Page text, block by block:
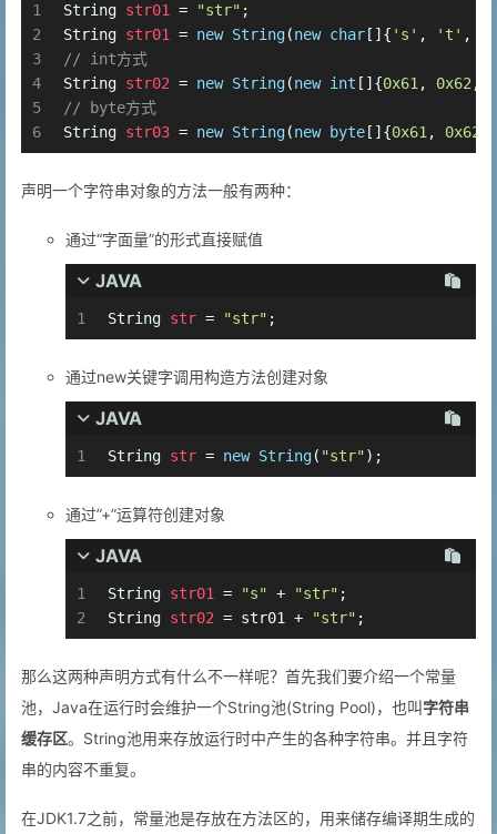
1
2
3
4
5
6
String str01 = "str" ;
String str01 = new String(new char []{ 's' , 't' ,
// int方式
String str02 = new String(new int []{0x61 , 0x62 ,
// byte方式
String str03 = new String(new byte []{0x61 , 0x62
声明一个字符串对象的方法一般有两种：
通过“字面量”的形式直接赋值
JAVA
1 String str = "str" ;
通过new关键字调用构造方法创建对象
JAVA
1 String str = new String( "str");
通过”+”运算符创建对象
JAVA
1
2
String str01 = "s" + "str" ;
String str02 = str01 + "str" ;
那么这两种声明方式有什么不一样呢？首先我们要介绍一个常量
池，Java在运行时会维护一个String池(String Pool)，也叫字符串
缓存区。String池用来存放运行时中产生的各种字符串。并且字符
串的内容不重复。
在JDK1.7之前，常量池是存放在方法区的，用来储存编译期生成的